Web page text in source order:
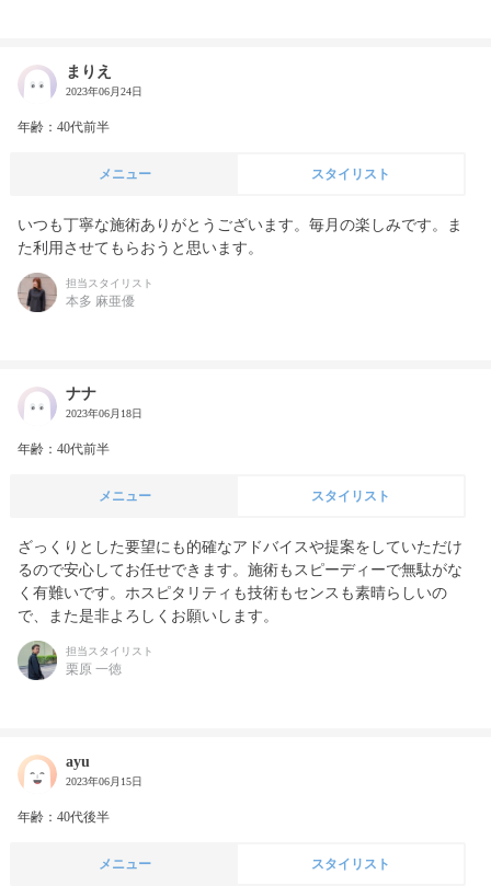
まりえ
2023年06月24日
年齢：40代前半
メニュー スタイリスト
いつも丁寧な施術ありがとうございます。毎月の楽しみです。ま
た利用させてもらおうと思います。
担当スタイリスト
本多 麻亜優
ナナ
2023年06月18日
年齢：40代前半
メニュー スタイリスト
ざっくりとした要望にも的確なアドバイスや提案をしていただけ
るので安心してお任せできます。施術もスピーディーで無駄がな
く有難いです。ホスピタリティも技術もセンスも素晴らしいの
で、また是非よろしくお願いします。
担当スタイリスト
栗原 一徳
ayu
2023年06月15日
年齢：40代後半
メニュー スタイリスト